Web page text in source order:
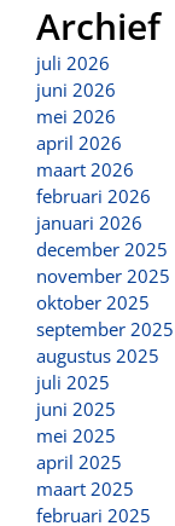
Archief
juli 2026
juni 2026
mei 2026
april 2026
maart 2026
februari 2026
januari 2026
december 2025
november 2025
oktober 2025
september 2025
augustus 2025
juli 2025
juni 2025
mei 2025
april 2025
maart 2025
februari 2025